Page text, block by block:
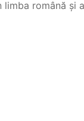
limba română și